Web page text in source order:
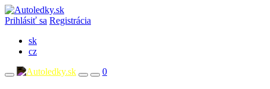
Prihlásiť sa Registrácia
sk
cz
0